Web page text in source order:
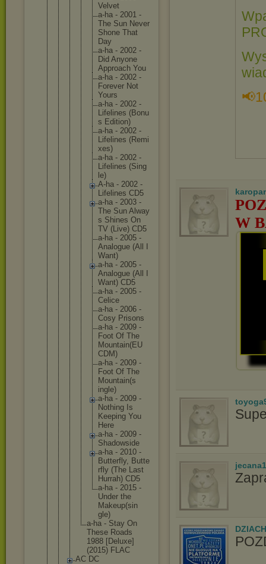
Velvet
a-ha - 2001 -
The Sun Never
Shone That
Day
a-ha - 2002 -
Did Anyone
Approach You
a-ha - 2002 -
Forever Not
Yours
a-ha - 2002 -
Lifel ines (Bonu
s Edition)
a-ha - 2002 -
Lifel ines (Remi
xes)
a-ha - 2002 -
Lifel ines (Sing
le)
A-ha - 2002 -
Lifel ines CD5
a-ha - 2003 -
The Sun Alway
s Shines On
TV (Live) CD5
a-ha - 2005 -
Analogue (All I
Want)
a-ha - 2005 -
Analogue (All I
Want) CD5
a-ha - 2005 -
Celice
a-ha - 2006 -
Cosy Prisons
a-ha - 2009 -
Foot Of The
Mountain(EU
CDM)
a-ha - 2009 -
Foot Of The
Mountain(s
ingle)
a-ha - 2009 -
Nothing Is
Keeping You
Here
a-ha - 2009 -
Shadowside
a-ha - 2010 -
Butterfly, Butte
rfly (The Last
Hurrah) CD5
a-ha - 2015 -
Under the
Makeup(sin
gle)
a-ha - Stay On
These Roads
1988 [Deluxe]
(2015) FLAC
AC DC
W